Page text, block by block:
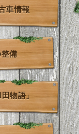
車情報
備
物語」